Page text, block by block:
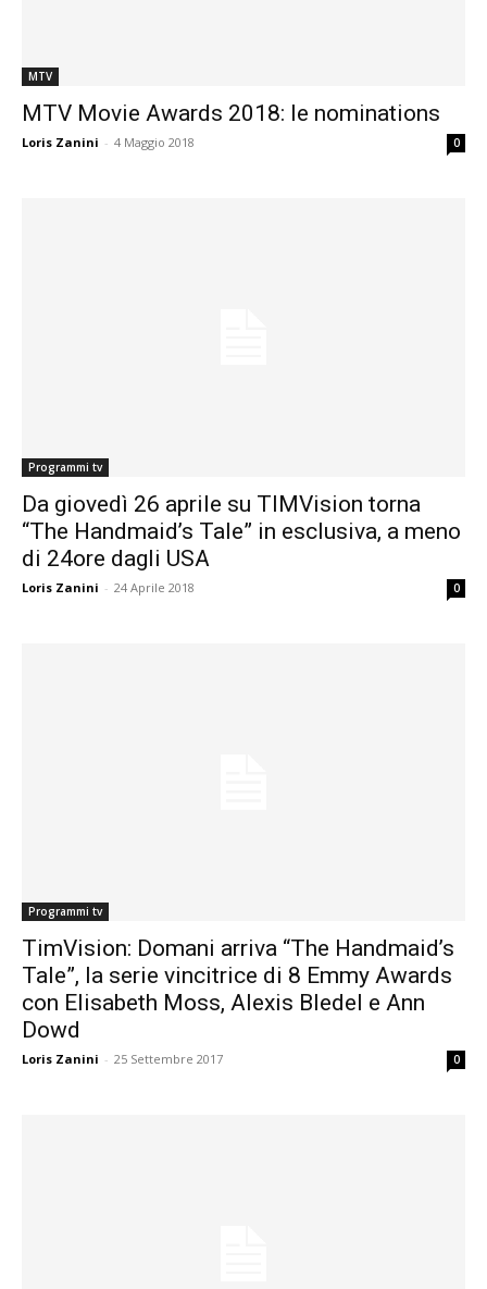
MTV
MTV Movie Awards 2018: le nominations
Loris Zanini - 4 Maggio 2018 0
Programmi tv
Da giovedì 26 aprile su TIMVision torna
“The Handmaid’s Tale” in esclusiva, a meno
di 24ore dagli USA
Loris Zanini - 24 Aprile 2018 0
Programmi tv
TimVision: Domani arriva “The Handmaid’s
Tale”, la serie vincitrice di 8 Emmy Awards
con Elisabeth Moss, Alexis Bledel e Ann
Dowd
Loris Zanini - 25 Settembre 2017 0